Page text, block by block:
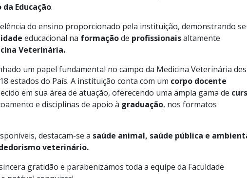
Educação.
do ensino proporcionado pela instituição, demonstrando
educacional na formaçãode profissionaisaltamente
Veterinária.
um papel fundamental no campo da Medicina Veterinária
estados do País. A instituição conta com um corpo docente
em sua área de atuação, oferecendo uma ampla gama de
e disciplinas de apoio à graduação, nos formatos
destacam-se a saúde animal, saúde pública e
veterinário.
gratidão e parabenizamos toda a equipe da Faculdade